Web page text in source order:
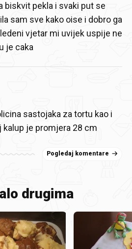
biskvit pekla i svaki put se
sam sve kako oise i dobro ga
vjetar mi uvijek uspije ne
je caka
sastojaka za tortu kao i
kalup je promjera 28 cm
Pogledaj komentare
drugima